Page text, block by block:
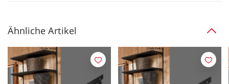
Ähnliche Artikel
Merken